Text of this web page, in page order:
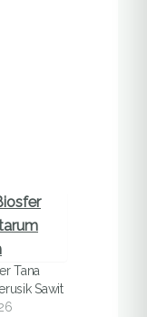
Tana
Sawit